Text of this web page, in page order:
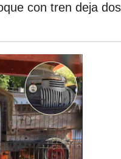
con tren deja dos